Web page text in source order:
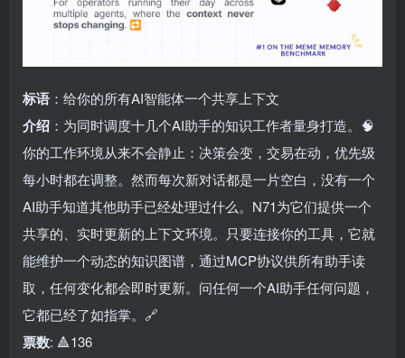
标语 ：给你的所有AI智能体一个共享上下文
介绍 ：为同时调度十几个AI助手的知识工作者量身打造。🧠
你的工作环境从来不会静止：决策会变，交易在动，优先级
每小时都在调整。然而每次新对话都是一片空白，没有一个
AI助手知道其他助手已经处理过什么。N71为它们提供一个
共享的、实时更新的上下文环境。只要连接你的工具，它就
能维护一个动态的知识图谱，通过MCP协议供所有助手读
取，任何变化都会即时更新。问任何一个AI助手任何问题，
它都已经了如指掌。🔗
票数: 🔺136